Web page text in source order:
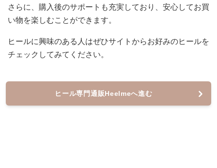
さらに、購入後のサポートも充実しており、安心してお買
い物を楽しむことができます。
ヒールに興味のある人はぜひサイトからお好みのヒールを
チェックしてみてください。
ヒール専門通販Heelmeへ進む